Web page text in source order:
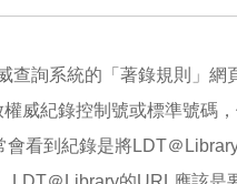
查詢系統的「著錄規則」網
威紀錄控制號或標準號碼
看到紀錄是將LDT＠